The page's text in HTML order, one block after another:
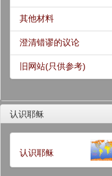
其他材料
澄清错谬的议论
旧网站(只供参考)
认识耶稣
认识耶稣